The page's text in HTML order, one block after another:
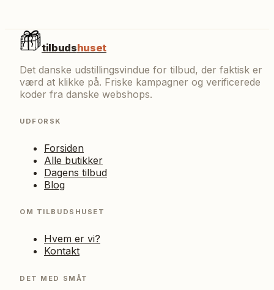
tilbudshuset
Det danske udstillingsvindue for tilbud, der faktisk er
værd at klikke på. Friske kampagner og verificerede
koder fra danske webshops.
UDFORSK
Forsiden
Alle butikker
Dagens tilbud
Blog
OM TILBUDSHUSET
Hvem er vi?
Kontakt
DET MED SMÅT